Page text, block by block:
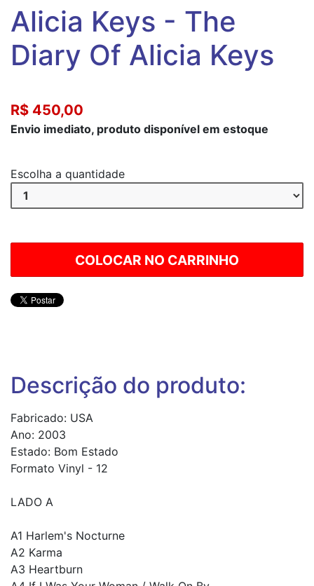
Alicia Keys - The
Diary Of Alicia Keys
R$ 450,00
Envio imediato, produto disponível em estoque
Escolha a quantidade
Descrição do produto:
Fabricado: USA
Ano: 2003
Estado: Bom Estado
Formato Vinyl - 12
LADO A
A1 Harlem's Nocturne
A2 Karma
A3 Heartburn